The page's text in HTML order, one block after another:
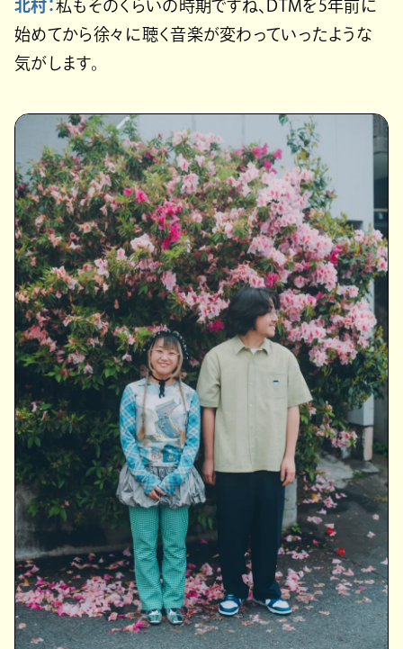
北村：私もそのくらいの時期ですね、DTMを5年前に
始めてから徐々に聴く音楽が変わっていったような
気がします。